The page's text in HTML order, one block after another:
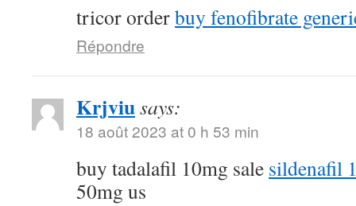
tricor orderbuy fenofibrate
Répondre
Krjviusays:
18 août 2023 at 0 h 53 min
buy tadalafil 10mg sale sildenafil
50mg us